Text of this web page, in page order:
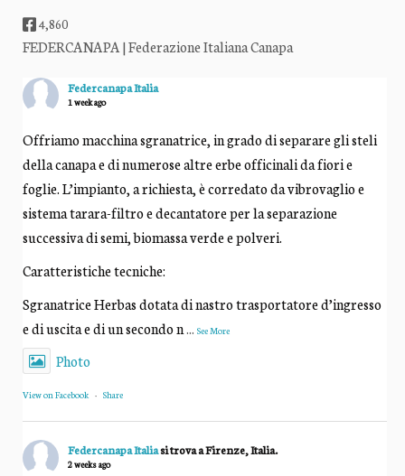
4,860
FEDERCANAPA | Federazione Italiana Canapa
Federcanapa Italia
1 week ago
Offriamo macchina sgranatrice, in grado di separare gli steli
della canapa e di numerose altre erbe officinali da fiori e
foglie. L’impianto, a richiesta, è corredato da vibrovaglio e
sistema tarara-filtro e decantatore per la separazione
successiva di semi, biomassa verde e polveri.
Caratteristiche tecniche:
Sgranatrice Herbas dotata di nastro trasportatore d’ingresso
e di uscita e di un secondo n... See More
Photo
View on Facebook · Share
Federcanapa Italiasi trova a Firenze, Italia.
2 weeks ago